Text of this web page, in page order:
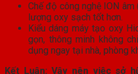
Chế độ công nghệ ION
lượng oxy sạch tốt hơn.
Kiểu dáng máy tạo oxy
gọn, thông minh không
dụng ngay tại nhà, phòng
Kết Luận: Vậy nên việc sở